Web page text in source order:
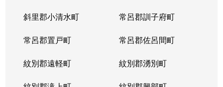
斜里郡小清水町 常呂郡訓子府町
常呂郡置戸町 常呂郡佐呂間町
紋別郡遠軽町 紋別郡湧別町